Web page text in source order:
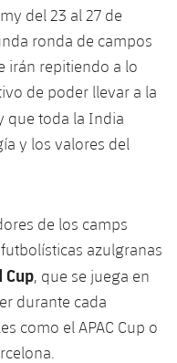
del 23 al 27 de
ronda de campos
irán repitiendo a lo
de poder llevar a la
que toda la India
y los valores del
de los camps
azulgranas
Cup, que se juega en
durante cada
como el APAC Cup o